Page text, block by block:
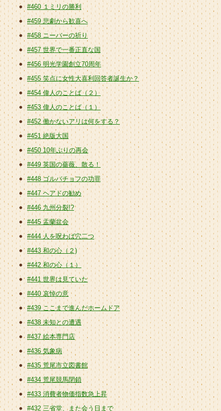
#460 １ミリの勝利
#459 悲劇から歓喜へ
#458 ニーバーの祈り
#457 世界で一番正直な国
#456 明光学園創立70周年
#455 笑点に女性大喜利回答者誕生か？
#454 偉人のことば（２）
#453 偉人のことば（１）
#452 働かないアリは何をする？
#451 絶版大国
#450 10年ぶりの再会
#449 英国の薔薇、散る！
#448 ゴルバチョフの功罪
#447 ヘアドの勧め
#446 九州分裂!?
#445 盂蘭盆会
#444 人を呪わば穴二つ
#443 和の心（２)
#442 和の心（１）
#441 世界は見ていた
#440 哀悼の意
#439 ここまで進んだホームドア
#438 未知との遭遇
#437 絵本専門店
#436 気象病
#435 荒尾市立図書館
#434 荒尾競馬閉鎖
#433 消費者物価指数急上昇
#432 三省堂、また会う日まで